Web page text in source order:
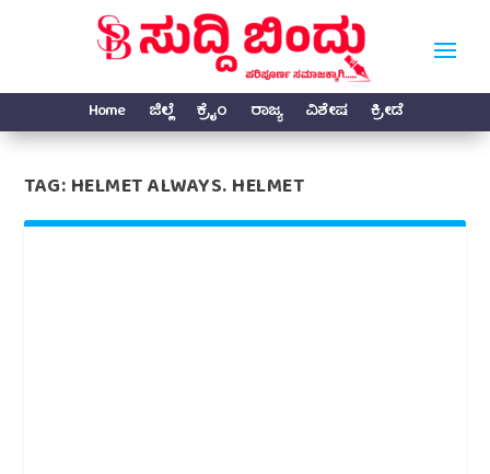
Home ಜಿಲ್ಲೆ ಕ್ರೈಂ ರಾಜ್ಯ ವಿಶೇಷ ಕ್ರೀಡೆ
TAG:HELMET ALWAYS. HELMET